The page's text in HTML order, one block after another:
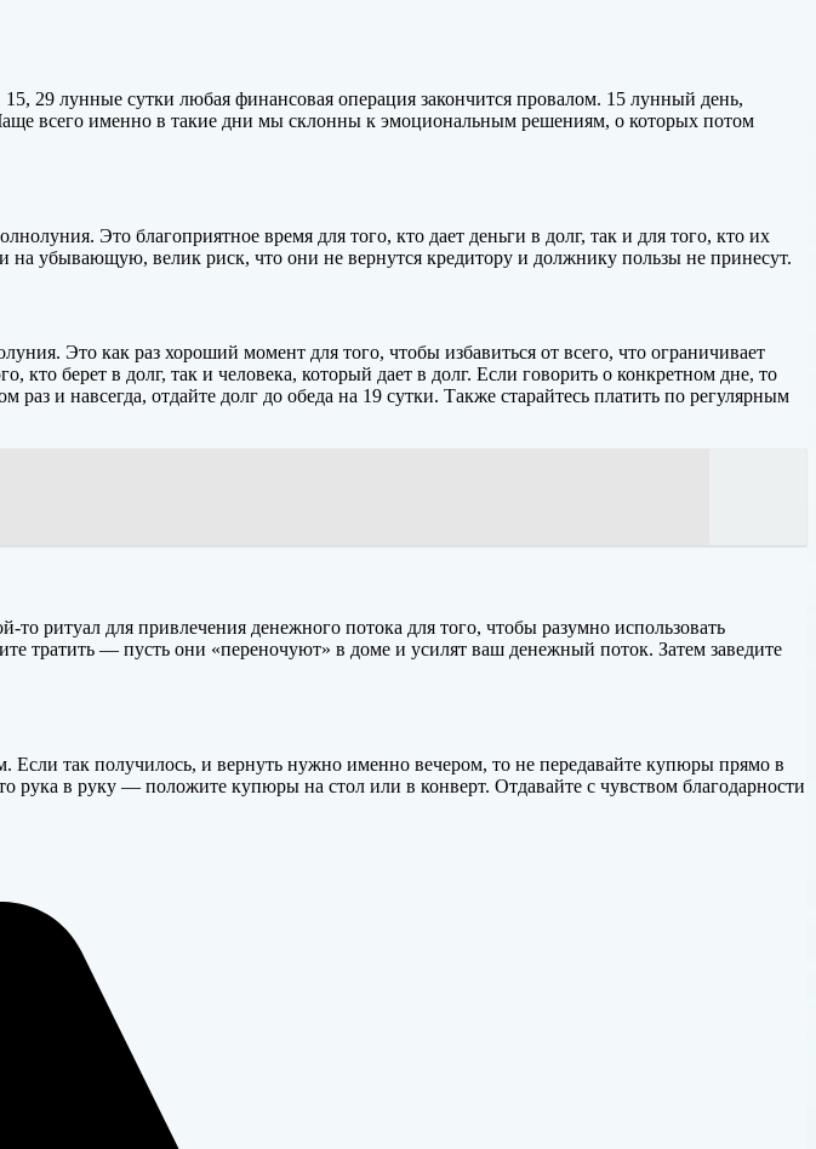
29 лунные сутки любая финансовая операция закончится провалом. 15 лунный день,
всего именно в такие дни мы склонны к эмоциональным решениям, о которых потом
Это благоприятное время для того, кто дает деньги в долг, так и для того, кто их
на убывающую, велик риск, что они не вернутся кредитору и должнику пользы не принесут.
Это как раз хороший момент для того, чтобы избавиться от всего, что ограничивает
берет в долг, так и человека, который дает в долг. Если говорить о конкретном дне, то
и навсегда, отдайте долг до обеда на 19 сутки. Также старайтесь платить по регулярным
ритуал для привлечения денежного потока для того, чтобы разумно использовать
тратить — пусть они «переночуют» в доме и усилят ваш денежный поток. Затем заведите
Если так получилось, и вернуть нужно именно вечером, то не передавайте купюры прямо в
рука в руку — положите купюры на стол или в конверт. Отдавайте с чувством благодарности